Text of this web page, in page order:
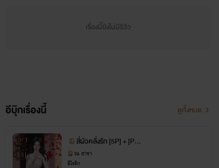
เรื่องนี้ยังไม่มีรีวิว
อีบุ๊กเรื่องนี้ ดูทั้งหมด
สี่ผัวคลั่งรัก [5P] + [PWP]
+ [NC30+]
ณ ธารา
อีโรติก